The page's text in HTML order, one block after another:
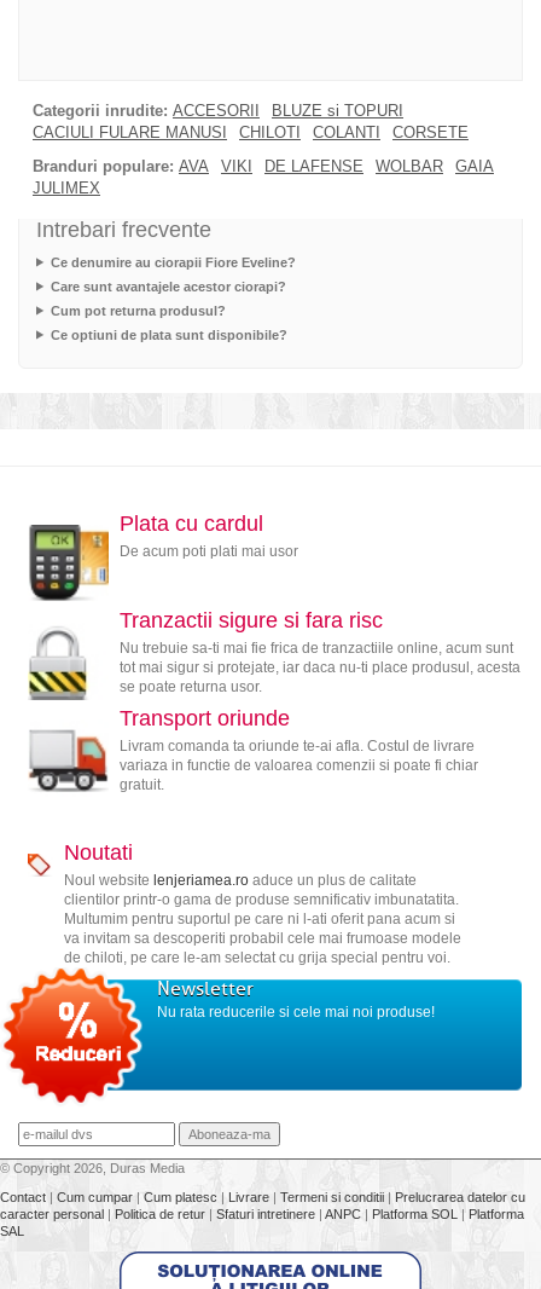
Categorii inrudite: ACCESORII
BLUZE si TOPURI
CACIULI FULARE MANUSI
CHILOTI COLANTI
CORSETE
Branduri populare: AVA VIKI DE LAFENSE WOLBAR
GAIA
JULIMEX
Intrebari frecvente
Ce denumire au ciorapii Fiore Eveline?
Care sunt avantajele acestor ciorapi?
Cum pot returna produsul?
Ce optiuni de plata sunt disponibile?
Plata cu cardul
De acum poti plati mai usor
Tranzactii sigure si fara risc
Nu trebuie sa-ti mai fie frica de tranzactiile online, acum sunt
tot mai sigur si protejate, iar daca nu-ti place produsul, acesta
se poate returna usor.
Transport oriunde
Livram comanda ta oriunde te-ai afla. Costul de livrare
variaza in functie de valoarea comenzii si poate fi chiar
gratuit.
Noutati
Noul website lenjeriamea.roaduce un plus de calitate
clientilor printr-o gama de produse semnificativ imbunatatita.
Multumim pentru suportul pe care ni l-ati oferit pana acum si
va invitam sa descoperiti probabil cele mai frumoase modele
de chiloti, pe care le-am selectat cu grija special pentru voi.
Newsletter
Nu rata reducerile si cele mai noi produse!
© Copyright 2026, Duras Media
Contact
Cum cumpar Cum platesc Livrare Termeni si conditii
Prelucrarea datelor cu
caracter personal
Politica de retur Sfaturi intretinere ANPC Platforma SOL
Platforma
SAL